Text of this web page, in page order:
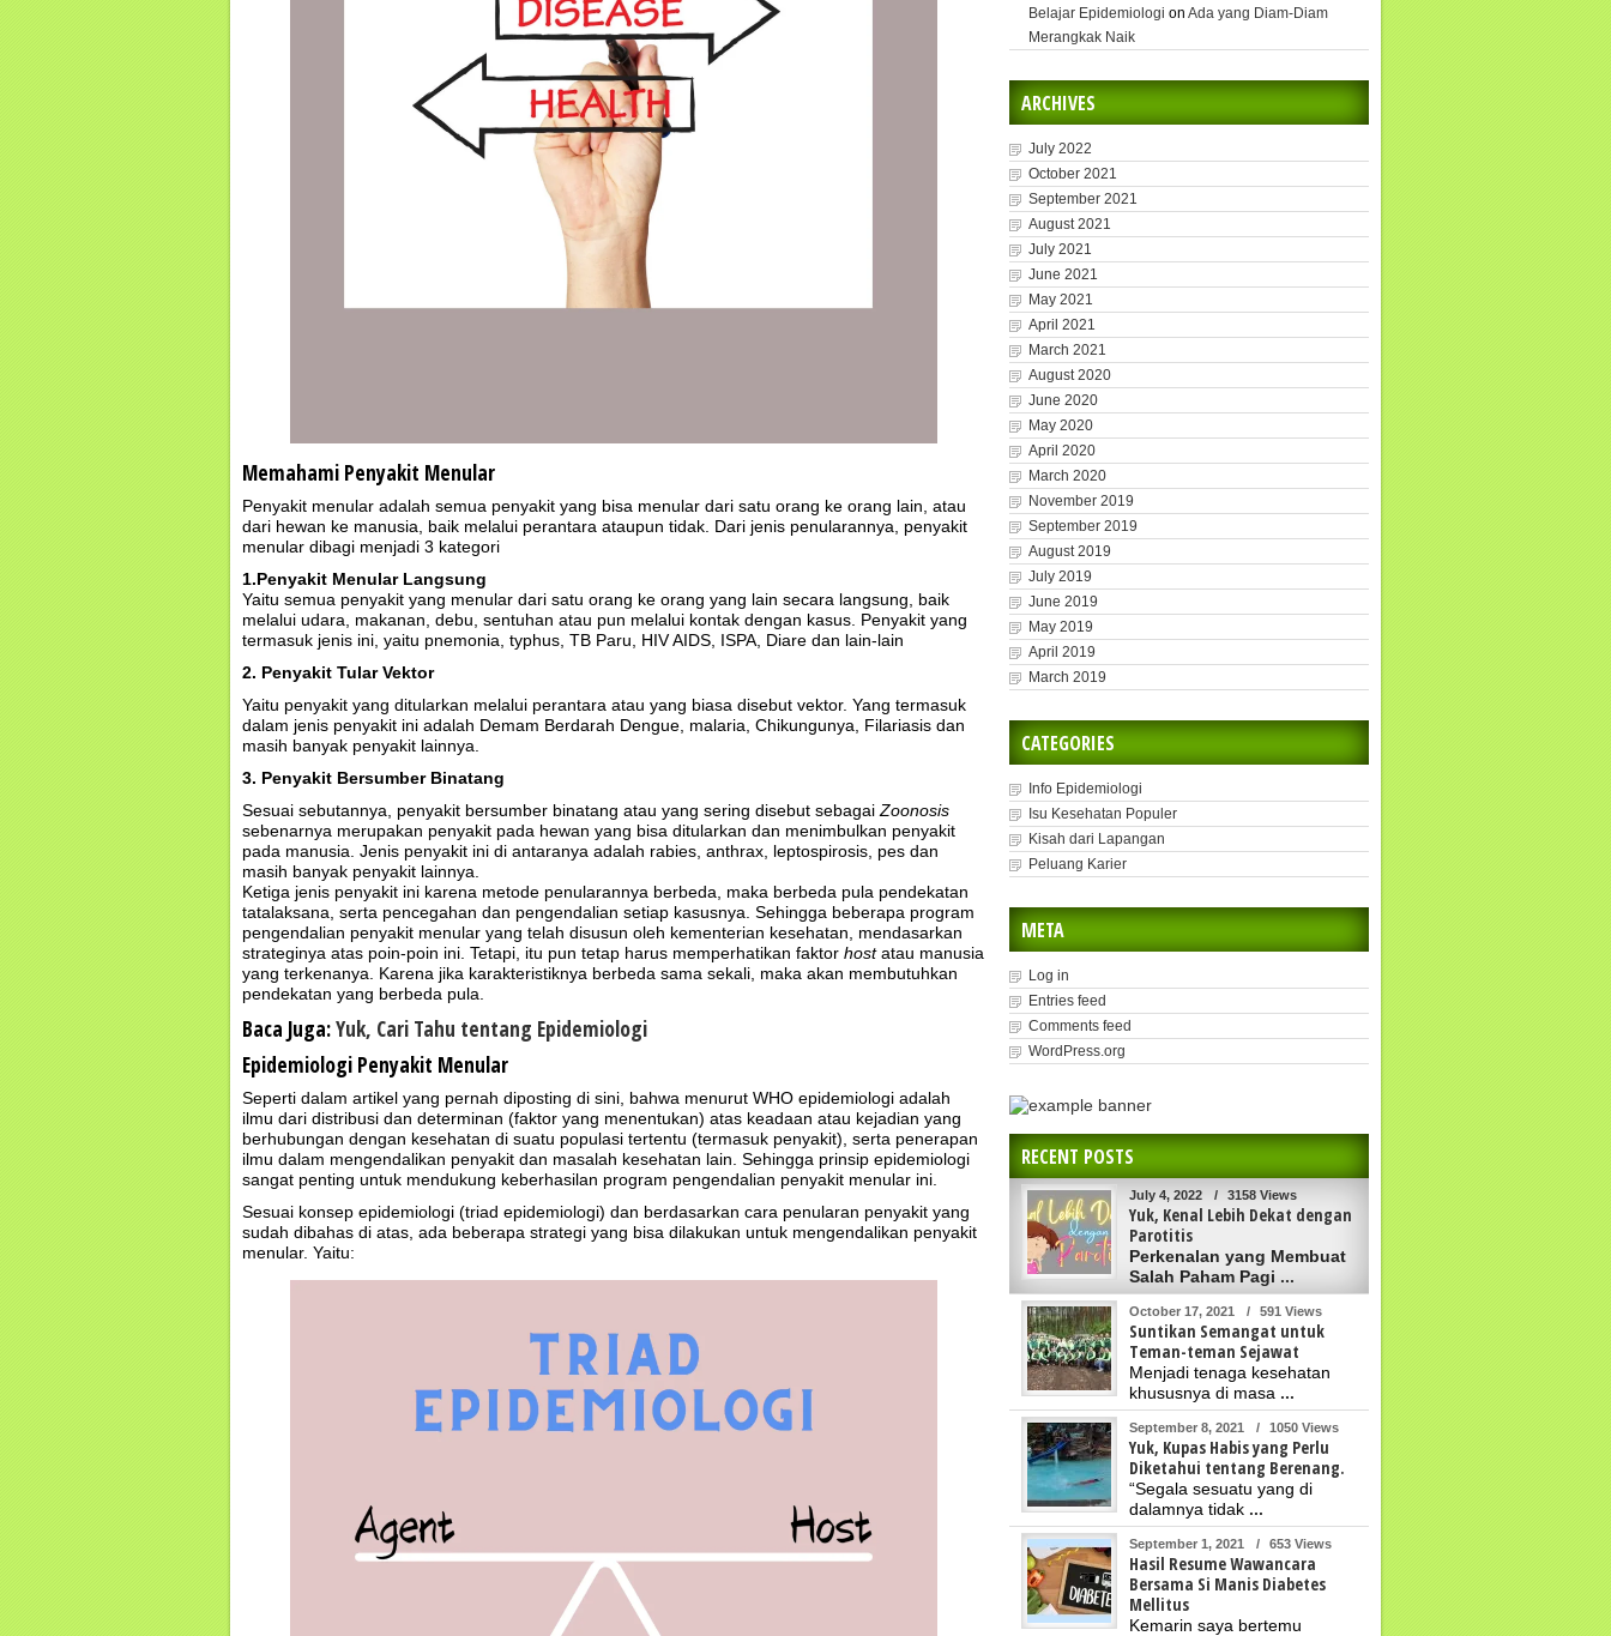
Memahami Penyakit Menular
Penyakit menular adalah semua penyakit yang bisa menular dari satu orang ke orang lain, atau
dari hewan ke manusia, baik melalui perantara ataupun tidak. Dari jenis penularannya, penyakit
menular dibagi menjadi 3 kategori
1.Penyakit Menular Langsung
Yaitu semua penyakit yang menular dari satu orang ke orang yang lain secara langsung, baik
melalui udara, makanan, debu, sentuhan atau pun melalui kontak dengan kasus. Penyakit yang
termasuk jenis ini, yaitu pnemonia, typhus, TB Paru, HIV AIDS, ISPA, Diare dan lain-lain
2. Penyakit Tular Vektor
Yaitu penyakit yang ditularkan melalui perantara atau yang biasa disebut vektor. Yang termasuk
dalam jenis penyakit ini adalah Demam Berdarah Dengue, malaria, Chikungunya, Filariasis dan
masih banyak penyakit lainnya.
3. Penyakit Bersumber Binatang
Sesuai sebutannya, penyakit bersumber binatang atau yang sering disebut sebagai Zoonosis
sebenarnya merupakan penyakit pada hewan yang bisa ditularkan dan menimbulkan penyakit
pada manusia. Jenis penyakit ini di antaranya adalah rabies, anthrax, leptospirosis, pes dan
masih banyak penyakit lainnya.
Ketiga jenis penyakit ini karena metode penularannya berbeda, maka berbeda pula pendekatan
tatalaksana, serta pencegahan dan pengendalian setiap kasusnya. Sehingga beberapa program
pengendalian penyakit menular yang telah disusun oleh kementerian kesehatan, mendasarkan
strateginya atas poin-poin ini. Tetapi, itu pun tetap harus memperhatikan faktor hostatau manusia
yang terkenanya. Karena jika karakteristiknya berbeda sama sekali, maka akan membutuhkan
pendekatan yang berbeda pula.
Baca Juga:Yuk, Cari Tahu tentang Epidemiologi
Epidemiologi Penyakit Menular
Seperti dalam artikel yang pernah diposting di sini, bahwa menurut WHO epidemiologi adalah
ilmu dari distribusi dan determinan (faktor yang menentukan) atas keadaan atau kejadian yang
berhubungan dengan kesehatan di suatu populasi tertentu (termasuk penyakit), serta penerapan
ilmu dalam mengendalikan penyakit dan masalah kesehatan lain. Sehingga prinsip epidemiologi
sangat penting untuk mendukung keberhasilan program pengendalian penyakit menular ini.
Sesuai konsep epidemiologi (triad epidemiologi) dan berdasarkan cara penularan penyakit yang
sudah dibahas di atas, ada beberapa strategi yang bisa dilakukan untuk mengendalikan penyakit
menular. Yaitu:
Belajar Epidemiologi on Ada yang Diam-Diam
Merangkak Naik
ARCHIVES
July 2022
October 2021
September 2021
August 2021
July 2021
June 2021
May 2021
April 2021
March 2021
August 2020
June 2020
May 2020
April 2020
March 2020
November 2019
September 2019
August 2019
July 2019
June 2019
May 2019
April 2019
March 2019
CATEGORIES
Info Epidemiologi
Isu Kesehatan Populer
Kisah dari Lapangan
Peluang Karier
META
Log in
Entries feed
Comments feed
WordPress.org
RECENT POSTS
July 4, 2022 / 3158 Views
Yuk, Kenal Lebih Dekat dengan
Parotitis
Perkenalan yang Membuat
Salah Paham Pagi ...
October 17, 2021 / 591 Views
Suntikan Semangat untuk
Teman-teman Sejawat
Menjadi tenaga kesehatan
khususnya di masa ...
September 8, 2021 / 1050 Views
Yuk, Kupas Habis yang Perlu
Diketahui tentang Berenang.
“Segala sesuatu yang di
dalamnya tidak ...
September 1, 2021 / 653 Views
Hasil Resume Wawancara
Bersama Si Manis Diabetes
Mellitus
Kemarin saya bertemu